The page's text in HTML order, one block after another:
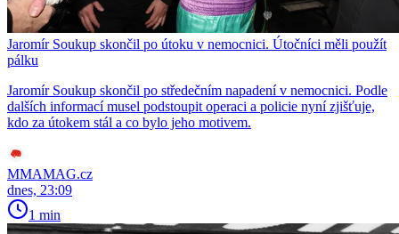
Jaromír Soukup skončil po útoku v nemocnici. Útočníci měli použít
pálku
Jaromír Soukup skončil po středečním napadení v nemocnici. Podle
dalších informací musel podstoupit operaci a policie nyní zjišťuje,
kdo za útokem stál a co bylo jeho motivem.
MMAMAG.cz
dnes, 23:09
1 min